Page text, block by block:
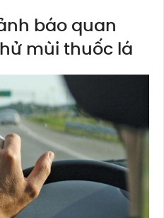
báo quan
mùi thuốc lá